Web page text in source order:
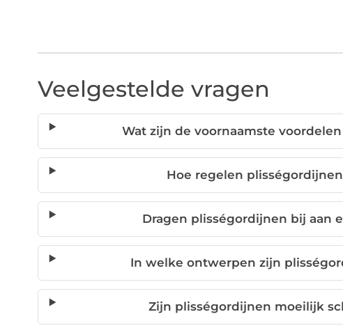
Veelgestelde vragen
Wat zijn de voornaamste
Hoe regelen
Dragen plisségordijnen bij aan
In welke ontwerpen zijn
Zijn plisségordijnen moeilijk